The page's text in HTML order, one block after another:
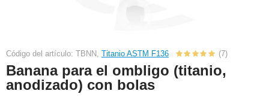
Código del artículo: TBNN, Titanio ASTM F136 (7)
Banana para el ombligo (titanio,
anodizado) con bolas